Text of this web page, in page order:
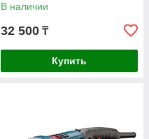
В наличии
32 500 ₸
Купить